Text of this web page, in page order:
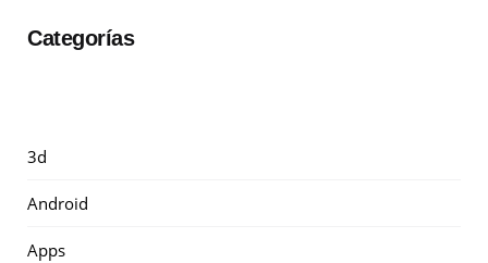
Categorías
3d
Android
Apps